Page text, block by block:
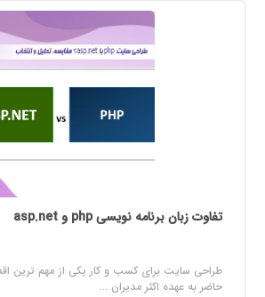
تفاوت زبان برنامه نویسی php و asp.net
طراحی سایت برای کسب و کار یکی از مهم ترین
حاضر به عهده اکثر مدیران ...